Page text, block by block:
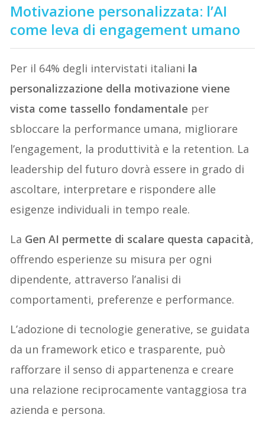
Motivazione personalizzata: l’AI
come leva di engagement umano
Per il 64% degli intervistati italiani la
personalizzazione della motivazione viene
vista come tassello fondamentale per
sbloccare la performance umana, migliorare
l’engagement, la produttività e la retention. La
leadership del futuro dovrà essere in grado di
ascoltare, interpretare e rispondere alle
esigenze individuali in tempo reale.
La Gen AI permette di scalare questa capacità,
offrendo esperienze su misura per ogni
dipendente, attraverso l’analisi di
comportamenti, preferenze e performance.
L’adozione di tecnologie generative, se guidata
da un framework etico e trasparente, può
rafforzare il senso di appartenenza e creare
una relazione reciprocamente vantaggiosa tra
azienda e persona.